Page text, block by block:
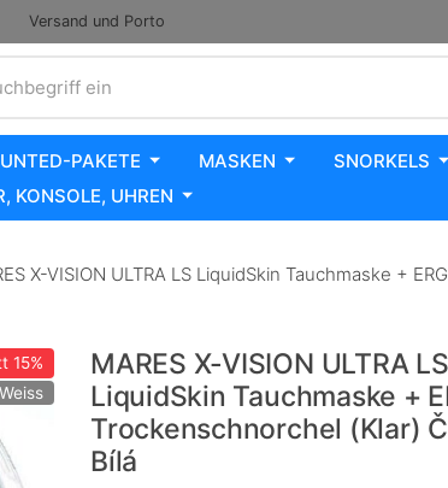
Versand und Porto
ein
PAKETE MASKEN SNORKELS
KONSOLE, UHREN
X-VISION ULTRA LS LiquidSkin Tauchmaske +
15%
MARES X-VISION ULTRA LS
LiquidSkin Tauchmaske +
Trockenschnorchel (Klar)
Bílá